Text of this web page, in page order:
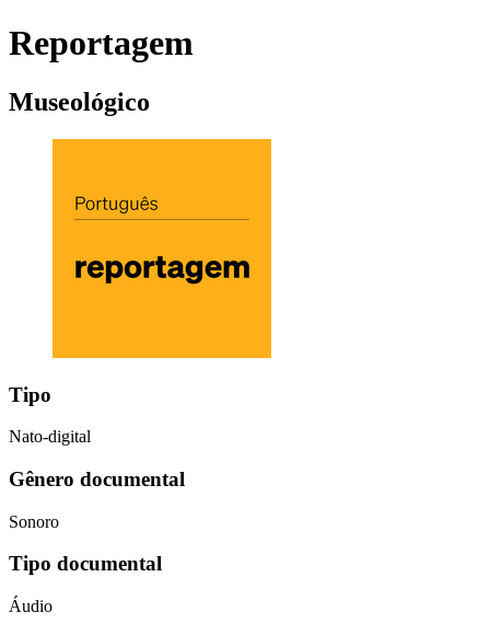
Reportagem
Museológico
Tipo
Nato-digital
Gênero documental
Sonoro
Tipo documental
Áudio